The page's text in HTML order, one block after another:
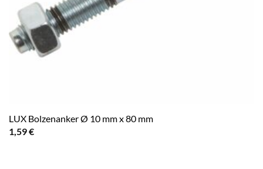
LUX Bolzenanker Ø 10 mm x 80 mm
1,59€